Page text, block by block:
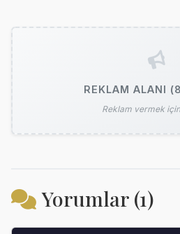
REKLAM ALANI
Reklam vermek için
Yorumlar (1)